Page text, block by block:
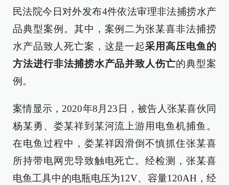
民法院今日对外发布4件依法审理非法捕捞水产
品典型案例。其中，案例二为张某喜非法捕捞
水产品致人死亡案，这是一起采用高压电鱼的
方法进行非法捕捞水产品并致人伤亡的典型案
例。
案情显示，2020年8月23日，被告人张某喜伙同
杨某勇、娄某祥到某河流上游用电鱼机捕鱼。
在电鱼过程中，娄某祥因滑倒不慎抓住张某喜
所持带电网兜导致触电死亡。经检测，张某喜
电鱼工具中的电瓶电压为12V、容量120AH，经